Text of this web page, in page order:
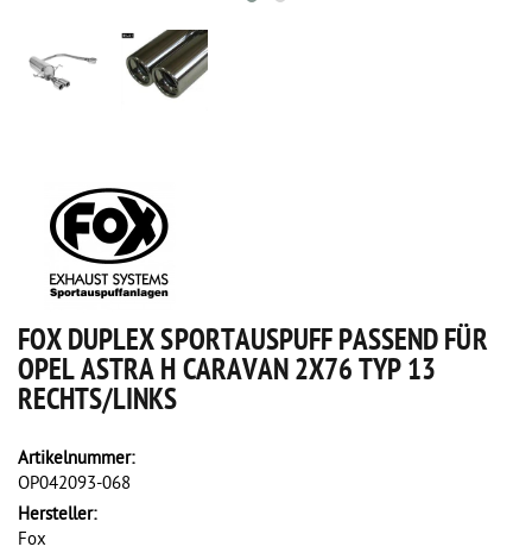
FOX DUPLEX SPORTAUSPUFF PASSEND FÜR
OPEL ASTRA H CARAVAN 2X76 TYP 13
RECHTS/LINKS
Artikelnummer:
OP042093-068
Hersteller:
Fox